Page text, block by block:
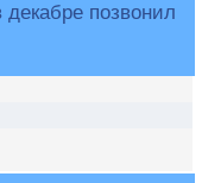
позвонил